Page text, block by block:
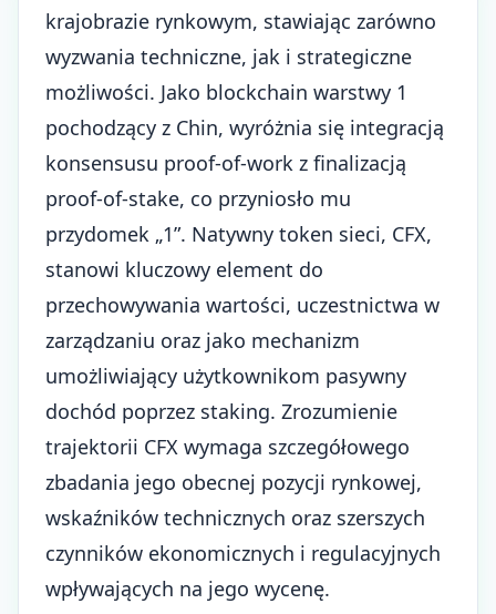
krajobrazie rynkowym, stawiając zarówno
wyzwania techniczne, jak i strategiczne
możliwości. Jako blockchain warstwy 1
pochodzący z Chin, wyróżnia się integracją
konsensusu proof-of-work z finalizacją
proof-of-stake, co przyniosło mu
przydomek „1”. Natywny token sieci, CFX,
stanowi kluczowy element do
przechowywania wartości, uczestnictwa w
zarządzaniu oraz jako mechanizm
umożliwiający użytkownikom pasywny
dochód poprzez staking. Zrozumienie
trajektorii CFX wymaga szczegółowego
zbadania jego obecnej pozycji rynkowej,
wskaźników technicznych oraz szerszych
czynników ekonomicznych i regulacyjnych
wpływających na jego wycenę.